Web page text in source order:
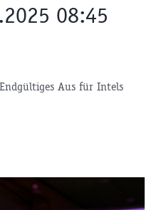
08:45
Aus für Intels